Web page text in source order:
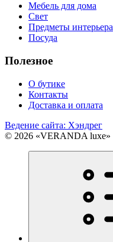
Мебель для дома
Свет
Предметы интерьера
Посуда
Полезное
О бутике
Контакты
Доставка и оплата
Ведение сайта: Хэндрег
© 2026 «VERANDA luxe»